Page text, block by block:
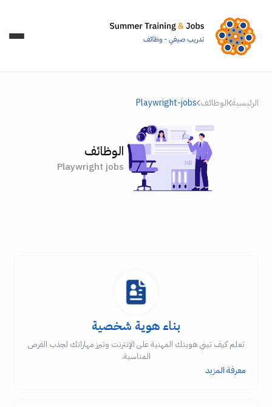
الرئيسية الوظائف Playwright-jobs
الوظائف
Playwright jobs
بناء هوية شخصية
تعلم كيف تبني هويتك المهنية على الإنترنت وتبرز مهاراتك لجذب الفرص
المناسبة.
معرفة المزيد